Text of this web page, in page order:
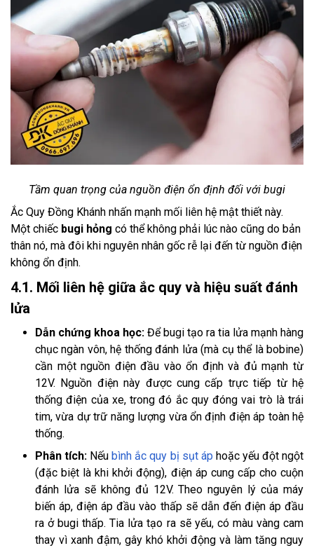
Tầm quan trọng của nguồn điện ổn định đối với bugi
Ắc Quy Đồng Khánh nhấn mạnh mối liên hệ mật thiết này.
Một chiếc bugi hỏng có thể không phải lúc nào cũng do bản
thân nó, mà đôi khi nguyên nhân gốc rễ lại đến từ nguồn điện
không ổn định.
4.1. Mối liên hệ giữa ắc quy và hiệu suất đánh
lửa
Dẫn chứng khoa học: Để bugi tạo ra tia lửa mạnh hàng
chục ngàn vôn, hệ thống đánh lửa (mà cụ thể là bobine)
cần một nguồn điện đầu vào ổn định và đủ mạnh từ
12V. Nguồn điện này được cung cấp trực tiếp từ hệ
thống điện của xe, trong đó ắc quy đóng vai trò là trái
tim, vừa dự trữ năng lượng vừa ổn định điện áp toàn hệ
thống.
Phân tích: Nếu bình ắc quy bị sụt áp hoặc yếu đột ngột
(đặc biệt là khi khởi động), điện áp cung cấp cho cuộn
đánh lửa sẽ không đủ 12V. Theo nguyên lý của máy
biến áp, điện áp đầu vào thấp sẽ dẫn đến điện áp đầu
ra ở bugi thấp. Tia lửa tạo ra sẽ yếu, có màu vàng cam
thay vì xanh đậm, gây khó khởi động và làm tăng nguy